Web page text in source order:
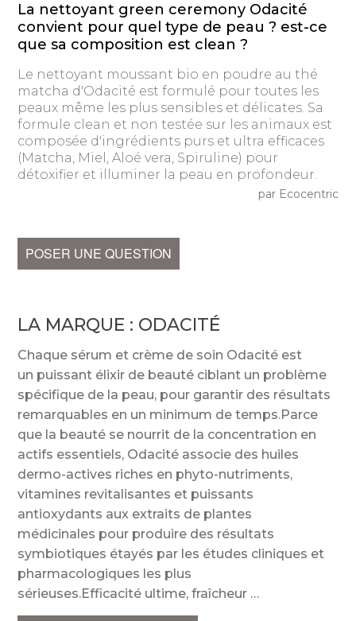
La nettoyant green ceremony Odacité
convient pour quel type de peau ? est-ce
que sa composition est clean ?
Le nettoyant moussant bio en poudre au thé
matcha d'Odacité est formulé pour toutes les
peaux même les plus sensibles et délicates. Sa
formule clean et non testée sur les animaux est
composée d'ingrédients purs et ultra efficaces
(Matcha, Miel, Aloé vera, Spiruline) pour
détoxifier et illuminer la peau en profondeur.
par Ecocentric
POSER UNE QUESTION
LA MARQUE : ODACITÉ
Chaque sérum et crème de soin Odacité est
un puissant élixir de beauté ciblant un problème
spécifique de la peau, pour garantir des résultats
remarquables en un minimum de temps.Parce
que la beauté se nourrit de la concentration en
actifs essentiels, Odacité associe des huiles
dermo-actives riches en phyto-nutriments,
vitamines revitalisantes et puissants
antioxydants aux extraits de plantes
médicinales pour produire des résultats
symbiotiques étayés par les études cliniques et
pharmacologiques les plus
sérieuses.Efficacité ultime, fraîcheur